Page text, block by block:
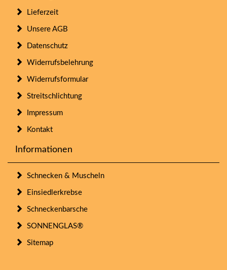
Lieferzeit
Unsere AGB
Datenschutz
Widerrufsbelehrung
Widerrufsformular
Streitschlichtung
Impressum
Kontakt
Informationen
Schnecken & Muscheln
Einsiedlerkrebse
Schneckenbarsche
SONNENGLAS®
Sitemap